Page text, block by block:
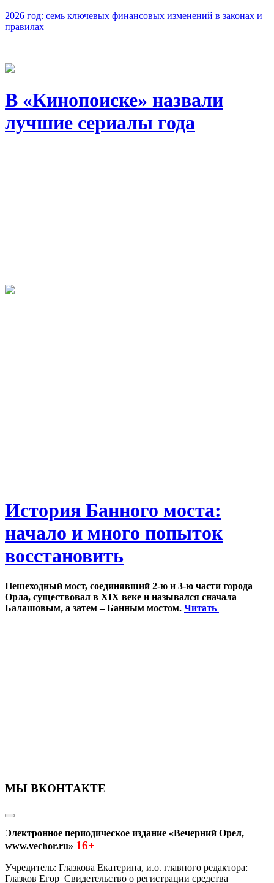
2026 год: семь ключевых финансовых изменений в законах и
правилах
В «Кинопоиске» назвали
лучшие сериалы года
История Банного моста:
начало и много попыток
восстановить
Пешеходный мост, соединявший 2-ю и 3-ю части города
Орла, существовал в XIX веке и назывался сначала
Балашовым, а затем – Банным мостом. Читать
МЫ ВКОНТАКТЕ
Электронное периодическое издание «Вечерний Орел,
www.vechor.ru» 16+
Учредитель: Глазкова Екатерина, и.о. главного редактора:
Глазков Егор Свидетельство о регистрации средства